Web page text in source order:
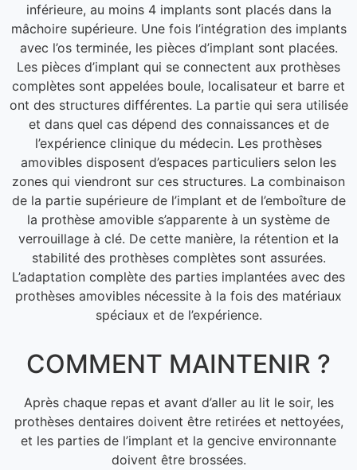
inférieure, au moins 4 implants sont placés dans la
mâchoire supérieure. Une fois l’intégration des implants
avec l’os terminée, les pièces d’implant sont placées.
Les pièces d’implant qui se connectent aux prothèses
complètes sont appelées boule, localisateur et barre et
ont des structures différentes. La partie qui sera utilisée
et dans quel cas dépend des connaissances et de
l’expérience clinique du médecin. Les prothèses
amovibles disposent d’espaces particuliers selon les
zones qui viendront sur ces structures. La combinaison
de la partie supérieure de l’implant et de l’emboîture de
la prothèse amovible s’apparente à un système de
verrouillage à clé. De cette manière, la rétention et la
stabilité des prothèses complètes sont assurées.
L’adaptation complète des parties implantées avec des
prothèses amovibles nécessite à la fois des matériaux
spéciaux et de l’expérience.
COMMENT MAINTENIR ?
Après chaque repas et avant d’aller au lit le soir, les
prothèses dentaires doivent être retirées et nettoyées,
et les parties de l’implant et la gencive environnante
doivent être brossées.